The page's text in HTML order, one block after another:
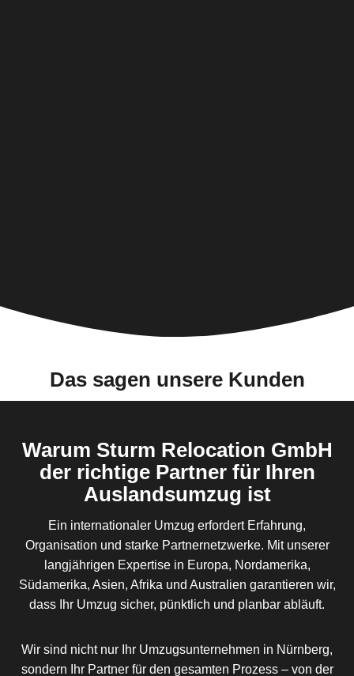
Das sagen unsere Kunden
Warum Sturm Relocation GmbH
der richtige Partner für Ihren
Auslandsumzug ist
Ein internationaler Umzug erfordert Erfahrung,
Organisation und starke Partnernetzwerke. Mit unserer
langjährigen Expertise in Europa, Nordamerika,
Südamerika, Asien, Afrika und Australien garantieren wir,
dass Ihr Umzug sicher, pünktlich und planbar abläuft.
Wir sind nicht nur Ihr Umzugsunternehmen in Nürnberg,
sondern Ihr Partner für den gesamten Prozess – von der